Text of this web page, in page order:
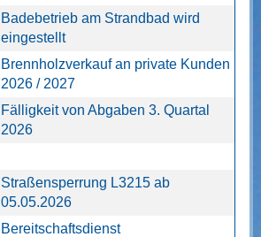
Badebetrieb am Strandbad wird
eingestellt
Brennholzverkauf an private Kunden
2026 / 2027
Fälligkeit von Abgaben 3. Quartal
2026
Straßensperrung L3215 ab
05.05.2026
Bereitschaftsdienst